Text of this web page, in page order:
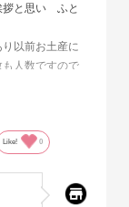
拶と思い ふと
以前お土産に
人数ですので
もメープルし
メです
Like! 0